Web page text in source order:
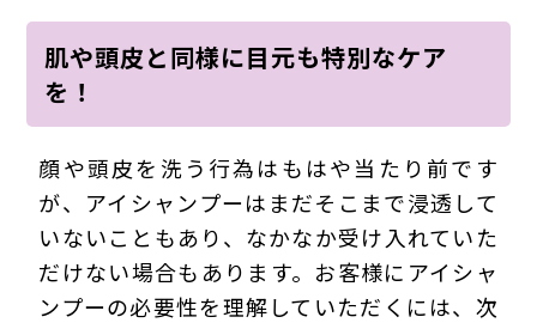
肌や頭皮と同様に目元も特別なケア
を！
顔や頭皮を洗う行為はもはや当たり前です
が、アイシャンプーはまだそこまで浸透して
いないこともあり、なかなか受け入れていた
だけない場合もあります。お客様にアイシャ
ンプーの必要性を理解していただくには、次